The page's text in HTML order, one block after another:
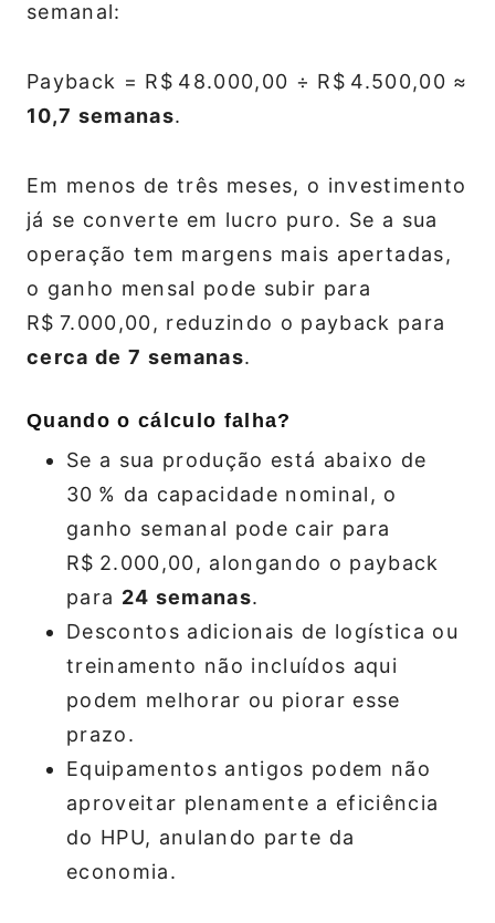
semanal:
Payback = R$ 48.000,00 ÷ R$ 4.500,00 ≈
10,7 semanas.
Em menos de três meses, o investimento
já se converte em lucro puro. Se a sua
operação tem margens mais apertadas,
o ganho mensal pode subir para
R$ 7.000,00, reduzindo o payback para
cerca de 7 semanas.
Quando o cálculo falha?
Se a sua produção está abaixo de
30 % da capacidade nominal, o
ganho semanal pode cair para
R$ 2.000,00, alongando o payback
para 24 semanas.
Descontos adicionais de logística ou
treinamento não incluídos aqui
podem melhorar ou piorar esse
prazo.
Equipamentos antigos podem não
aproveitar plenamente a eficiência
do HPU, anulando parte da
economia.